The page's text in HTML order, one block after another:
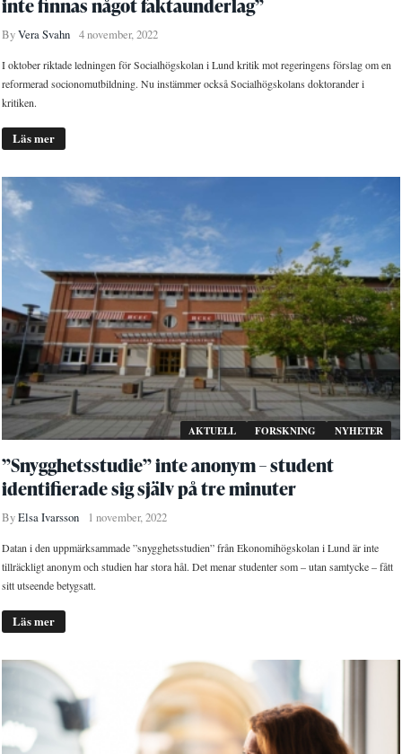
inte finnas något faktaunderlag”
ByVera Svahn 4 november, 2022
I oktober riktade ledningen för Socialhögskolan i Lund kritik mot regeringens förslag om en
reformerad socionomutbildning. Nu instämmer också Socialhögskolans doktorander i
kritiken.
Läs mer
AKTUELL FORSKNING NYHETER
”Snygghetsstudie” inte anonym – student
identifierade sig själv på tre minuter
ByElsa Ivarsson 1 november, 2022
Datan i den uppmärksammade ”snygghetsstudien” från Ekonomihögskolan i Lund är inte
tillräckligt anonym och studien har stora hål. Det menar studenter som – utan samtycke – fått
sitt utseende betygsatt.
Läs mer